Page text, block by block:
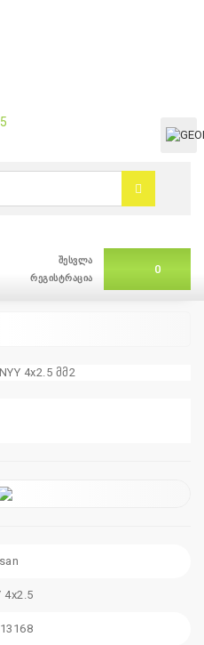
შესვლა
რეგისტრაცია
0
4x2.5